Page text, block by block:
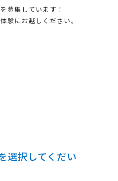
募集しています！
験にお越しください。
選択してくだい